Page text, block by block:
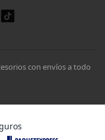
con envíos a todo